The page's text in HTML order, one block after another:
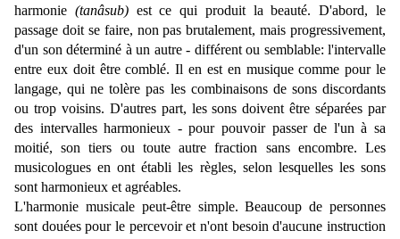
harmonie (tanâsub)est ce qui produit la beauté. D'abord, le
passage doit se faire, non pas brutalement, mais progressivement,
d'un son déterminé à un autre - différent ou semblable: l'intervalle
entre eux doit être comblé. Il en est en musique comme pour le
langage, qui ne tolère pas les combinaisons de sons discordants
ou trop voisins. D'autres part, les sons doivent être séparées par
des intervalles harmonieux - pour pouvoir passer de l'un à sa
moitié, son tiers ou toute autre fraction sans encombre. Les
musicologues en ont établi les règles, selon lesquelles les sons
sont harmonieux et agréables.
L'harmonie musicale peut-être simple. Beaucoup de personnes
sont douées pour le percevoir et n'ont besoin d'aucune instruction